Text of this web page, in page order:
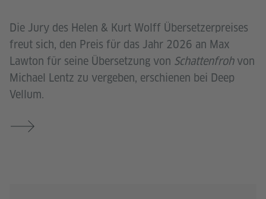
Die Jury des Helen & Kurt Wolff Übersetzerpreises
freut sich, den Preis für das Jahr 2026 an Max
Lawton für seine Übersetzung von Schattenfrohvon
Michael Lentz zu vergeben, erschienen bei Deep
Vellum.